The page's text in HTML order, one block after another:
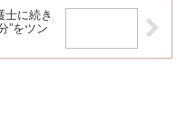
士に続き
”をツン